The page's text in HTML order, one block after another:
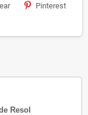
Pinterest
Resol